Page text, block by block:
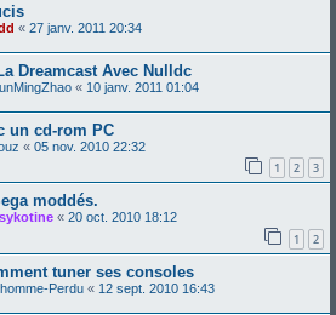
« 27 janv. 2011 20:34
Dreamcast Avec Nulldc
« 10 janv. 2011 01:04
un cd-rom PC
« 05 nov. 2010 22:32
1 2 3
moddés.
« 20 oct. 2010 18:12
1 2
tuner ses consoles
Perdu « 12 sept. 2010 16:43